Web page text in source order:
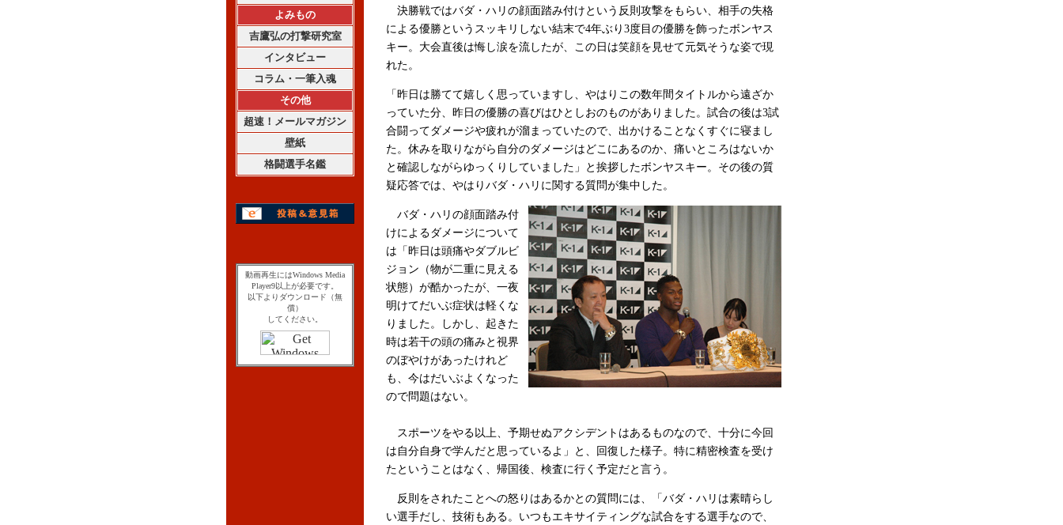
よみもの
吉鷹弘の打撃研究室
インタビュー
コラム・一筆入魂
その他
超速！メールマガジン
壁紙
格闘選手名鑑
動画再生にはWindows Media
Player9以上が必要です。
以下よりダウンロード（無
償）
してください。
決勝戦ではバダ・ハリの顔面踏み付けという反則攻撃をもらい、相手の失格
による優勝というスッキリしない結末で4年ぶり3度目の優勝を飾ったボンヤス
キー。大会直後は悔し涙を流したが、この日は笑顔を見せて元気そうな姿で現
れた。
「昨日は勝てて嬉しく思っていますし、やはりこの数年間タイトルから遠ざか
っていた分、昨日の優勝の喜びはひとしおのものがありました。試合の後は3試
合闘ってダメージや疲れが溜まっていたので、出かけることなくすぐに寝まし
た。休みを取りながら自分のダメージはどこにあるのか、痛いところはないか
と確認しながらゆっくりしていました」と挨拶したボンヤスキー。その後の質
疑応答では、やはりバダ・ハリに関する質問が集中した。
バダ・ハリの顔面踏み付
けによるダメージについて
は「昨日は頭痛やダブルビ
ジョン（物が二重に見える
状態）が酷かったが、一夜
明けてだいぶ症状は軽くな
りました。しかし、起きた
時は若干の頭の痛みと視界
のぼやけがあったけれど
も、今はだいぶよくなった
ので問題はない。
スポーツをやる以上、予期せぬアクシデントはあるものなので、十分に今回
は自分自身で学んだと思っているよ」と、回復した様子。特に精密検査を受け
たということはなく、帰国後、検査に行く予定だと言う。
反則をされたことへの怒りはあるかとの質問には、「バダ・ハリは素晴らし
い選手だし、技術もある。いつもエキサイティングな試合をする選手なので、